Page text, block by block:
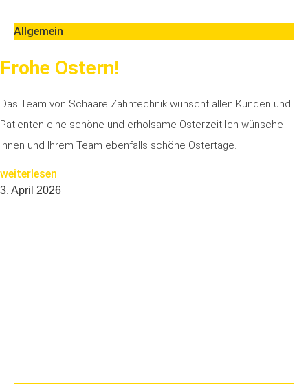
Allgemein
Frohe Ostern!
Das Team von Schaare Zahntechnik wünscht allen Kunden und
Patienten eine schöne und erholsame Osterzeit Ich wünsche
Ihnen und Ihrem Team ebenfalls schöne Ostertage.
weiterlesen
3. April 2026